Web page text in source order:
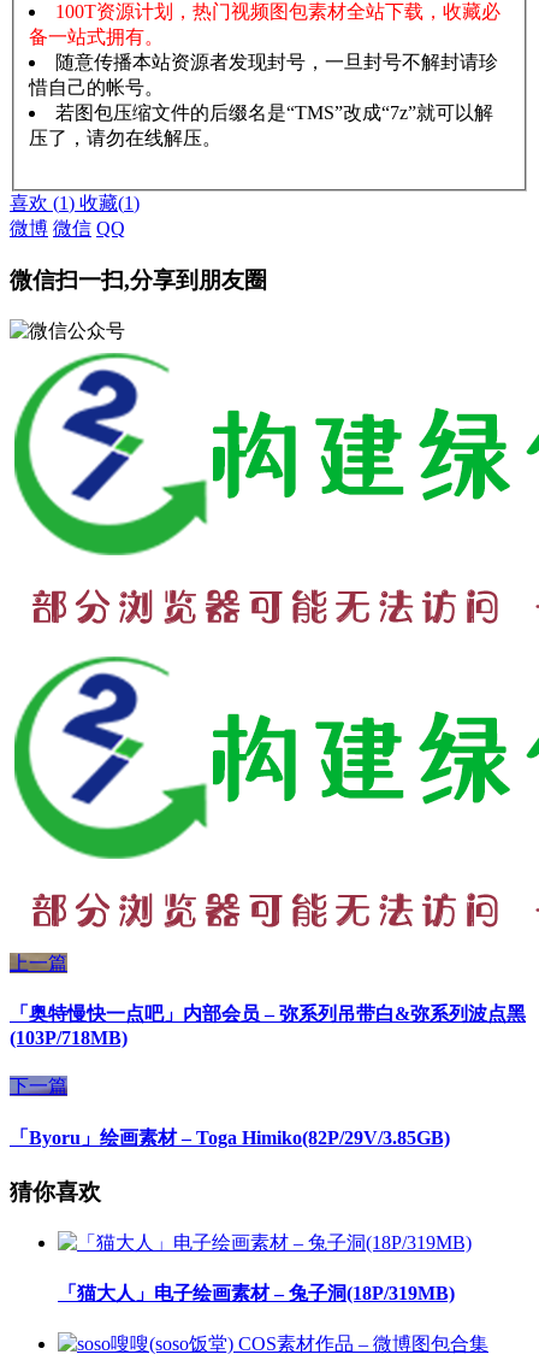
100T资源计划，热门视频图包素材全站下载，收藏必
备一站式拥有。
随意传播本站资源者发现封号，一旦封号不解封请珍
惜自己的帐号。
若图包压缩文件的后缀名是“TMS”改成“7z”就可以解
压了，请勿在线解压。
喜欢 (1) 收藏(1)
微博 微信 QQ
微信扫一扫,分享到朋友圈
上一篇
「奥特慢快一点吧」内部会员 – 弥系列吊带白&弥系列波点黑
(103P/718MB)
下一篇
「Byoru」绘画素材 – Toga Himiko(82P/29V/3.85GB)
猜你喜欢
「猫大人」电子绘画素材 – 兔子洞(18P/319MB)